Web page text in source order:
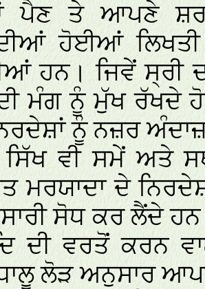
ਪੈਣ ਤੇ ਆਪਣੇ
ਹੋਈਆਂ ਲਿਖਤੀ
ਹਨ। ਜਿਵੇਂ ਸ੍ਰੀ
ਮੰਗ ਨੂੰ ਮੁੱਖ ਰੱਖਦੇ
ਨੂੰ ਨਜ਼ਰ
ਵੀ ਸਮੇਂ ਅਤੇ
ਮਰਯਾਦਾ ਦੇ
ਸੋਧ ਕਰ ਲੈਂਦੇ
ਦੀ ਵਰਤੋਂ ਕਰਨ
ਲੋੜ ਅਨੁਸਾਰ